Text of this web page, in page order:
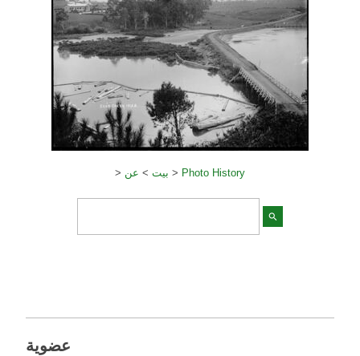
> بيت > عن > Photo History
search
عضوية